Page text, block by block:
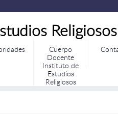
Religiosos
Cuerpo
Docente
Instituto de
Estudios
Religiosos